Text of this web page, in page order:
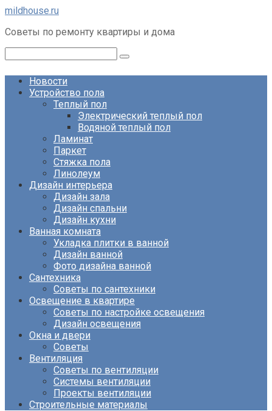
Перейти
контенту
mildhouse.ru
Советы по ремонту квартиры и дома
Новости
Устройство пола
Теплый пол
Электрический теплый пол
Водяной теплый пол
Ламинат
Паркет
Стяжка пола
Линолеум
Дизайн интерьера
Дизайн зала
Дизайн спальни
Дизайн кухни
Ванная комната
Укладка плитки в ванной
Дизайн ванной
Фото дизайна ванной
Сантехника
Советы по сантехники
Освещение в квартире
Советы по настройке освещения
Дизайн освещения
Окна и двери
Советы
Вентиляция
Советы по вентиляции
Системы вентиляции
Проекты вентиляции
Строительные материалы